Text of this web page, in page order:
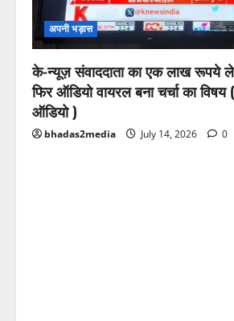
अपनी भड़ास
के-न्यूज़ संवाददाता का एक लाख रूपये
फिर ऑडियो वायरल बना चर्चा का
ऑडियो )
bhadas2media July 14, 2026 0